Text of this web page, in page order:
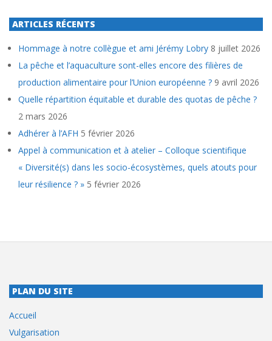
ARTICLES RÉCENTS
Hommage à notre collègue et ami Jérémy Lobry 8 juillet 2026
La pêche et l’aquaculture sont-elles encore des filières de
production alimentaire pour l’Union européenne ? 9 avril 2026
Quelle répartition équitable et durable des quotas de pêche ?
2 mars 2026
Adhérer à l’AFH 5 février 2026
Appel à communication et à atelier – Colloque scientifique
« Diversité(s) dans les socio-écosystèmes, quels atouts pour
leur résilience ? » 5 février 2026
PLAN DU SITE
Accueil
Vulgarisation